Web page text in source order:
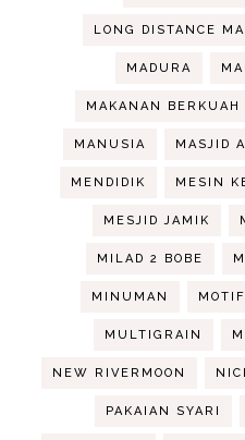
LONG DISTANCE
MADURA
MAKANAN BERKUAH
MANUSIA MASJID
MENDIDIK MESIN
MESJID JAMIK
MILAD 2 BOBE
MINUMAN
MULTIGRAIN
NEW RIVERMOON
PAKAIAN SYARI